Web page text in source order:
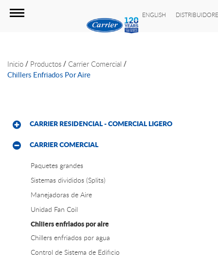
ENGLISH
Inicio / Productos / Carrier Comercial /
Chillers Enfriados Por Aire
CARRIER RESIDENCIAL - COMERCIAL LIGERO
CARRIER COMERCIAL
Paquetes grandes
Sistemas divididos (Splits)
Manejadoras de Aire
Unidad Fan Coil
Chillers enfriados por aire
Chillers enfriados por agua
Control de Sistema de Edificio